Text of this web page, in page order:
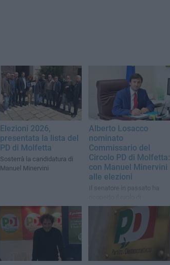
Elezioni 2026,
presentata la lista del
PD di Molfetta
Sosterrà la candidatura di
Manuel Minervini
Alberto Losacco
nominato
Commissario del
Circolo PD di Molfetta:
con Manuel Minervini
alle elezioni
Il senatore in passato ha
Commissario del PD in
Provincia di Napoli, in Sicilia
e nelle Marche